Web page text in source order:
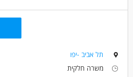
תל אביב -יפו
משרה חלקית